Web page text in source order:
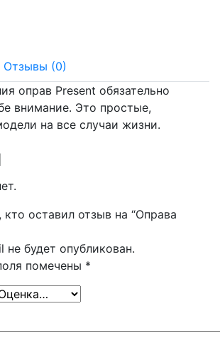
Отзывы (0)
оправ Present обязательно
внимание. Это простые,
на все случаи жизни.
оставил отзыв на “Оправа
не будет опубликован.
помечены *